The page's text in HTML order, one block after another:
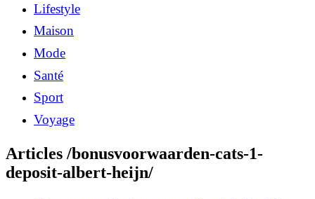
Lifestyle
Maison
Mode
Santé
Sport
Voyage
Articles /bonusvoorwaarden-cats-1-
deposit-albert-heijn/